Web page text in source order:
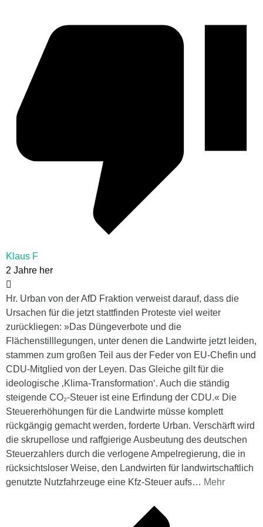
Klaus F
2 Jahre her
Hr. Urban von der AfD Fraktion verweist darauf, dass die
Ursachen für die jetzt stattfinden Proteste viel weiter
zurückliegen: »Das Düngeverbote und die
Flächenstilllegungen, unter denen die Landwirte jetzt leiden,
stammen zum großen Teil aus der Feder von EU-Chefin und
CDU-Mitglied von der Leyen. Das Gleiche gilt für die
ideologische ‚Klima-Transformation‘. Auch die ständig
steigende CO₂-Steuer ist eine Erfindung der CDU.« Die
Steuererhöhungen für die Landwirte müsse komplett
rückgängig gemacht werden, forderte Urban. Verschärft wird
die skrupellose und raffgierige Ausbeutung des deutschen
Steuerzahlers durch die verlogene Ampelregierung, die in
rücksichtsloser Weise, den Landwirten für landwirtschaftlich
genutzte Nutzfahrzeuge eine Kfz-Steuer aufs… Mehr